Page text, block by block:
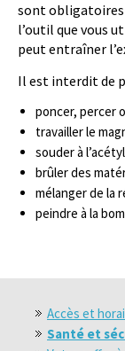
sont obligatoires
l’outil que vous
peut entraîner
Il est interdit de
poncer, percer
travailler le
souder à
brûler des
mélanger de la
peindre à la
Accès et
Santé et